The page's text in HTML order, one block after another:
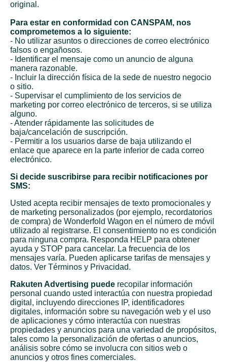
original.
Para estar en conformidad con CANSPAM, nos
comprometemos a lo siguiente:
- No utilizar asuntos o direcciones de correo electrónico
falsos o engañosos.
- Identificar el mensaje como un anuncio de alguna
manera razonable.
- Incluir la dirección física de la sede de nuestro negocio
o sitio.
- Supervisar el cumplimiento de los servicios de
marketing por correo electrónico de terceros, si se utiliza
alguno.
- Atender rápidamente las solicitudes de
baja/cancelación de suscripción.
- Permitir a los usuarios darse de baja utilizando el
enlace que aparece en la parte inferior de cada correo
electrónico.
Si decide suscribirse para recibir notificaciones por
SMS:
Usted acepta recibir mensajes de texto promocionales y
de marketing personalizados (por ejemplo, recordatorios
de compra) de Wonderfold Wagon en el número de móvil
utilizado al registrarse. El consentimiento no es condición
para ninguna compra. Responda HELP para obtener
ayuda y STOP para cancelar. La frecuencia de los
mensajes varía. Pueden aplicarse tarifas de mensajes y
datos. Ver Términos y Privacidad.
Rakuten Advertising puede recopilar información
personal cuando usted interactúa con nuestra propiedad
digital, incluyendo direcciones IP, identificadores
digitales, información sobre su navegación web y el uso
de aplicaciones y cómo interactúa con nuestras
propiedades y anuncios para una variedad de propósitos,
tales como la personalización de ofertas o anuncios,
análisis sobre cómo se involucra con sitios web o
anuncios y otros fines comerciales.